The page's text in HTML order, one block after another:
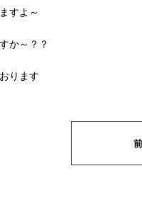
すよ～
か～？？
ります